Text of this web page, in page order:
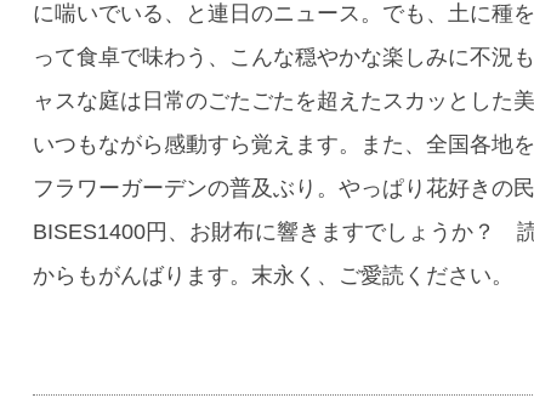
に喘いでいる、と連日のニュース。でも、土に種
って食卓で味わう、こんな穏やかな楽しみに不況
ャスな庭は日常のごたごたを超えたスカッとした
いつもながら感動すら覚えます。また、全国各地
フラワーガーデンの普及ぶり。やっぱり花好きの
BISES1400円、お財布に響きますでしょうか？
からもがんばります。末永く、ご愛読ください。